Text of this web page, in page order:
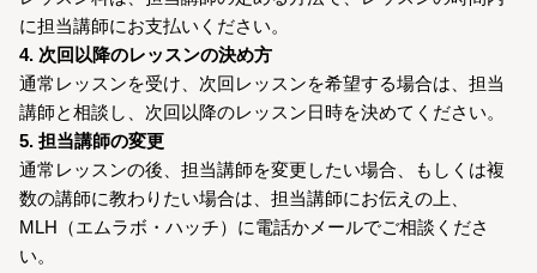
に担当講師にお支払いください。
4. 次回以降のレッスンの決め方
通常レッスンを受け、次回レッスンを希望する場合は、担当
講師と相談し、次回以降のレッスン日時を決めてください。
5. 担当講師の変更
通常レッスンの後、担当講師を変更したい場合、もしくは複
数の講師に教わりたい場合は、担当講師にお伝えの上、
MLH（エムラボ・ハッチ）に電話かメールでご相談くださ
い。